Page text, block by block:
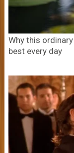
Why this
best every day